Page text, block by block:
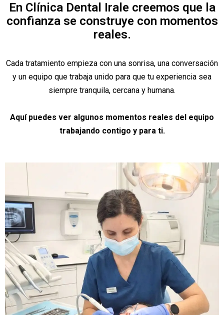
En Clínica Dental Irale creemos que la
confianza se construye con momentos
reales.
Cada tratamiento empieza con una sonrisa, una conversación
y un equipo que trabaja unido para que tu experiencia sea
siempre tranquila, cercana y humana.
Aquí puedes ver algunos momentos reales del equipo
trabajando contigo y para ti.